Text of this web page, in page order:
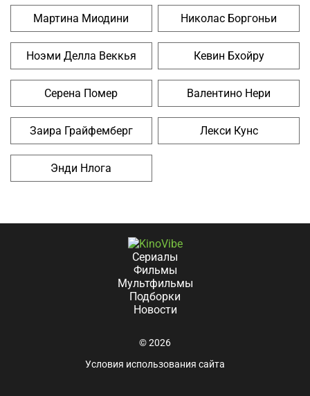
Мартина Миодини Николас Боргоньи
Ноэми Делла Веккья Кевин Бхойру
Серена Помер Валентино Нери
Заира Грайфемберг Лекси Кунс
Энди Нлога
Сериалы
Фильмы
Мультфильмы
Подборки
Новости
© 2026
Условия использования сайта